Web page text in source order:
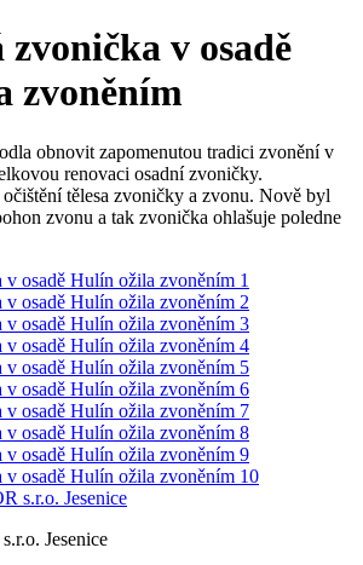
v osadě
zvoněním
obnovit zapomenutou tradici zvonění v
renovaci osadní zvoničky.
tělesa zvoničky a zvonu. Nově byl
zvonu a tak zvonička ohlašuje poledne
Jesenice